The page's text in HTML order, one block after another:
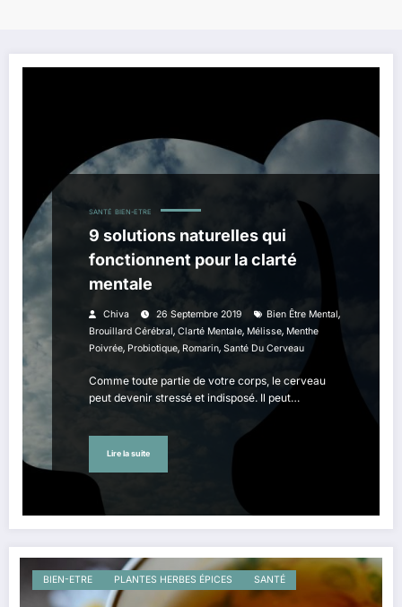
SANTÉ BIEN-ETRE
9 solutions naturelles qui
fonctionnent pour la clarté
mentale
Chiva 26 Septembre 2019 Bien Être Mental,
Brouillard Cérébral, Clarté Mentale, Mélisse, Menthe
Poivrée, Probiotique, Romarin, Santé Du Cerveau
Comme toute partie de votre corps, le cerveau
peut devenir stressé et indisposé. Il peut…
Lire la suite
BIEN-ETRE PLANTES HERBES ÉPICES SANTÉ